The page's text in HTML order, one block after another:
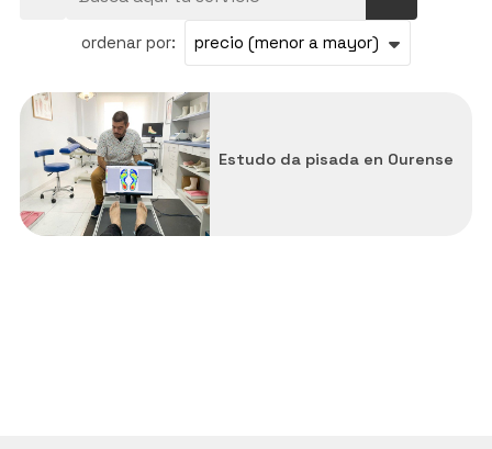
ordenar por:
Todos los servicios
Estudio da pisada
Ortesis de silicona
Estudo da pisada en Ourense